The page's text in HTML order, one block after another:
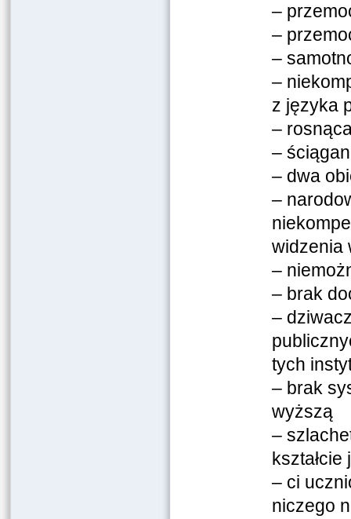
–
–
–
–
z języka
–
–
– dwa
–
widzenia
–
– brak
–
tych
– brak
wyższą
–
– ci
niczego